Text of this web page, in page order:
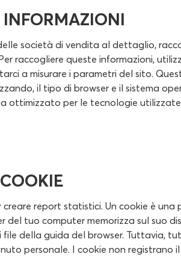
società di vendita al dettaglio,
raccogliere queste informazioni,
a misurare i parametri del sito.
il tipo di browser e il sistema
ottimizzato per le tecnologie
creare report statistici. Un cookie è
del tuo computer memorizza sul suo
file della guida del browser. Tuttavia,
personale. I cookie non registrano